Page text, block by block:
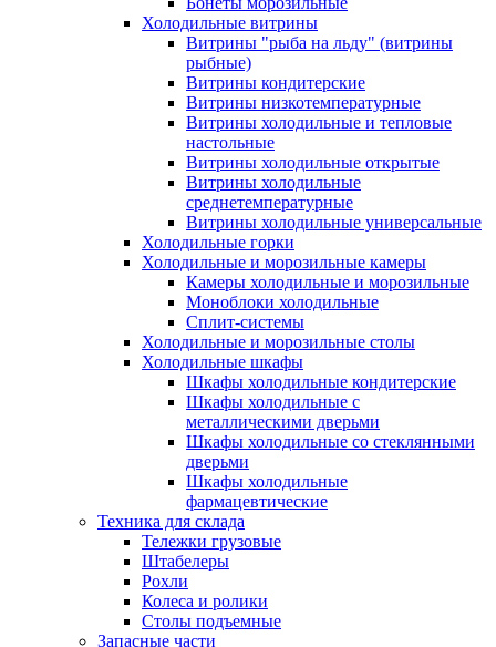
Холодильные витрины
Витрины "рыба на льду" (витрины
рыбные)
Витрины кондитерские
Витрины низкотемпературные
Витрины холодильные и тепловые
настольные
Витрины холодильные открытые
Витрины холодильные
среднетемпературные
Витрины холодильные универсальные
Холодильные горки
Холодильные и морозильные камеры
Камеры холодильные и морозильные
Моноблоки холодильные
Сплит-системы
Холодильные и морозильные столы
Холодильные шкафы
Шкафы холодильные кондитерские
Шкафы холодильные с
металлическими дверьми
Шкафы холодильные со стеклянными
дверьми
Шкафы холодильные
фармацевтические
Техника для склада
Тележки грузовые
Штабелеры
Рохли
Колеса и ролики
Столы подъемные
Запасные части